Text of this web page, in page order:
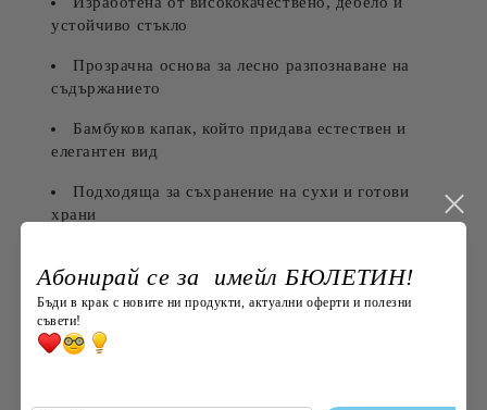
устойчиво стъкло
Прозрачна основа за лесно разпознаване на
съдържанието
Бамбуков капак, който придава естествен и
елегантен вид
Подходяща за съхранение на сухи и готови
храни
Лесна за почистване и поддръжка
Комбинацията от стъкло и бамбук съчетава здравина,
Абонирай се за имейл БЮЛЕТИН!
Бъди в крак с новите ни продукти, актуални оферти и полезни
съвети!